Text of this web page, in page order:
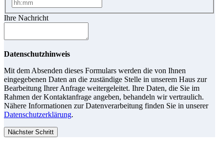
Ihre Nachricht
Datenschutzhinweis
Mit dem Absenden dieses Formulars werden die von Ihnen
eingegebenen Daten an die zuständige Stelle in unserem Haus zur
Bearbeitung Ihrer Anfrage weitergeleitet. Ihre Daten, die Sie im
Rahmen der Kontaktanfrage angeben, behandeln wir vertraulich.
Nähere Informationen zur Datenverarbeitung finden Sie in unserer
Datenschutzerklärung.
Nächster Schritt